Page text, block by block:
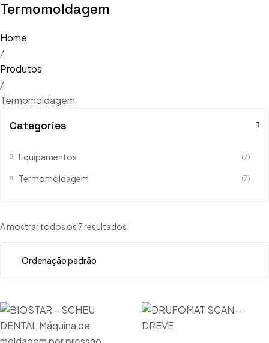
Termomoldagem
Home
/
Produtos
/
Termomoldagem
Categories
Equipamentos (7)
Termomoldagem (7)
A mostrar todos os 7 resultados